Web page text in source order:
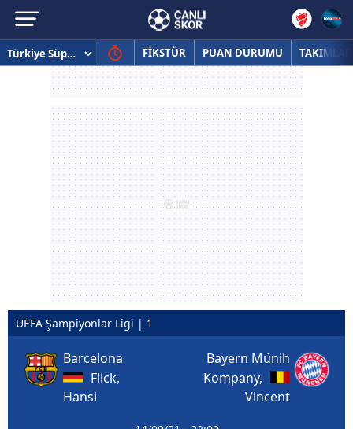
FİKSTÜR PUAN DURUMU TAKIMLAR
UEFA Şampiyonlar Ligi | 1
Barcelona
Flick,
Hansi
Bayern Münih
Kompany,
Vincent